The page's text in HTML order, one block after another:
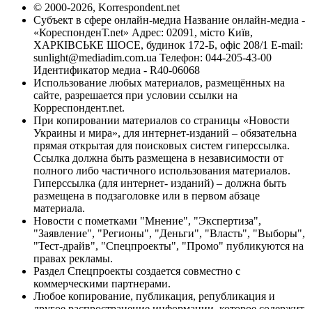
© 2000-2026, Korrespondent.net
Субъект в сфере онлайн-медиа Название онлайн-медиа -
«КореспонденТ.net» Адрес: 02091, місто Київ,
ХАРКІВСЬКЕ ШОСЕ, будинок 172-Б, офіс 208/1 E-mail:
sunlight@mediadim.com.ua Телефон: 044-205-43-00
Идентификатор медиа - R40-06068
Использование любых материалов, размещённых на
сайте, разрешается при условии ссылки на
Корреспондент.net.
При копировании материалов со страницы «Новости
Украины и мира», для интернет-изданий – обязательна
прямая открытая для поисковых систем гиперссылка.
Ссылка должна быть размещена в независимости от
полного либо частичного использования материалов.
Гиперссылка (для интернет- изданий) – должна быть
размещена в подзаголовке или в первом абзаце
материала.
Новости с пометками "Мнение", "Экспертиза",
"Заявление", "Регионы", "Деньги", "Власть", "Выборы",
"Тест-драйв", "Спецпроекты", "Промо" публикуются на
правах рекламы.
Раздел Спецпроекты создается совместно с
коммерческими партнерами.
Любое копирование, публикация, републикация и